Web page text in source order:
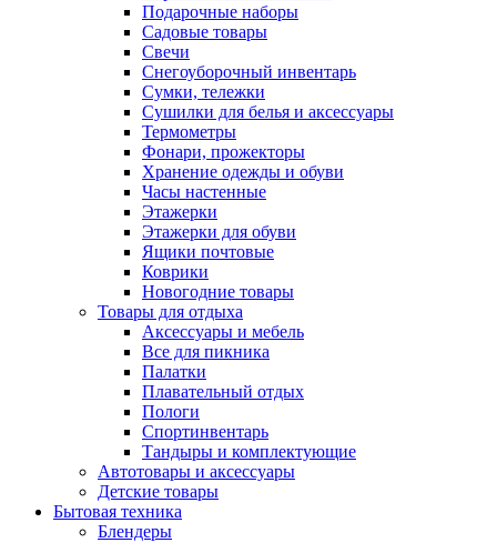
Подарочные наборы
Садовые товары
Свечи
Снегоуборочный инвентарь
Сумки, тележки
Сушилки для белья и аксессуары
Термометры
Фонари, прожекторы
Хранение одежды и обуви
Часы настенные
Этажерки
Этажерки для обуви
Ящики почтовые
Коврики
Новогодние товары
Товары для отдыха
Аксессуары и мебель
Все для пикника
Палатки
Плавательный отдых
Пологи
Спортинвентарь
Тандыры и комплектующие
Автотовары и аксессуары
Детские товары
Бытовая техника
Блендеры